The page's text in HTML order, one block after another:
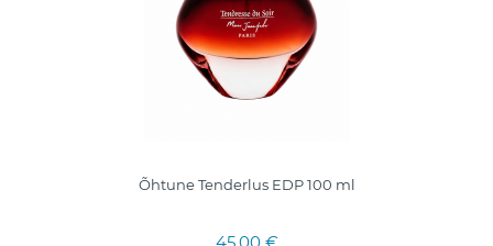
Õhtune Tenderlus EDP 100 ml